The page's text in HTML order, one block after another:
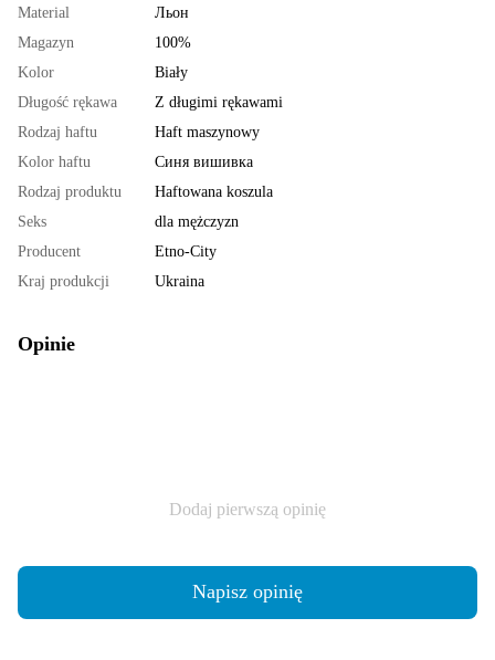
Material
Льон
Magazyn
100%
Kolor
Biały
Długość rękawa
Z długimi rękawami
Rodzaj haftu
Haft maszynowy
Kolor haftu
Синя вишивка
Rodzaj produktu
Haftowana koszula
Seks
dla mężczyzn
Producent
Etno-City
Kraj produkcji
Ukraina
Opinie
Dodaj pierwszą opinię
Napisz opinię